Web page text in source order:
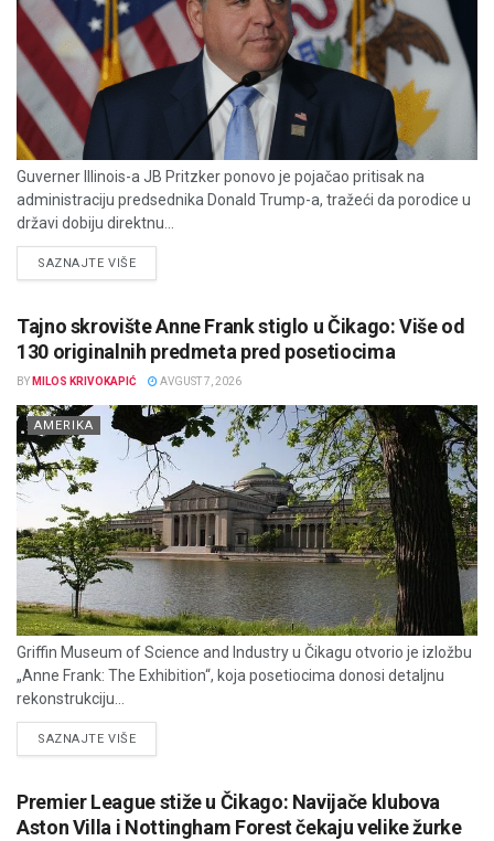
Guverner Illinois-a JB Pritzker ponovo je pojačao pritisak na
administraciju predsednika Donald Trump-a, tražeći da porodice u
državi dobiju direktnu...
SAZNAJTE VIŠEDETAILS
Tajno skrovište Anne Frank stiglo u Čikago: Više od
130 originalnih predmeta pred posetiocima
BY MILOS KRIVOKAPIĆ AVGUST 7, 2026
AMERIKA
Griffin Museum of Science and Industry u Čikagu otvorio je izložbu
„Anne Frank: The Exhibition“, koja posetiocima donosi detaljnu
rekonstrukciju...
SAZNAJTE VIŠEDETAILS
Premier League stiže u Čikago: Navijače klubova
Aston Villa i Nottingham Forest čekaju velike žurke